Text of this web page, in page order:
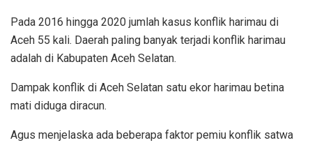
Pada 2016 hingga 2020 jumlah kasus konflik harimau di
Aceh 55 kali. Daerah paling banyak terjadi konflik harimau
adalah di Kabupaten Aceh Selatan.
Dampak konflik di Aceh Selatan satu ekor harimau betina
mati diduga diracun.
Agus menjelaska ada beberapa faktor pemiu konflik satwa